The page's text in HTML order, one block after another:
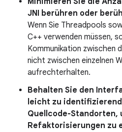
JNI berühren oder
Wenn Sie Threadpools
C++ verwenden müssen,
Kommunikation zwischen
nicht zwischen einzelnen
aufrechterhalten.
Behalten Sie den
leicht zu
Quellcode-Standorten,
Refaktorisierungen zu